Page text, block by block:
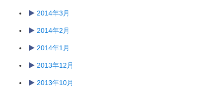
2014年3月
2014年2月
2014年1月
2013年12月
2013年10月